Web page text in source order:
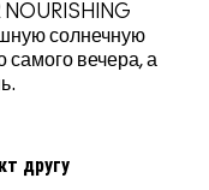
NOURISHING
солнечную
самого вечера, а
другу